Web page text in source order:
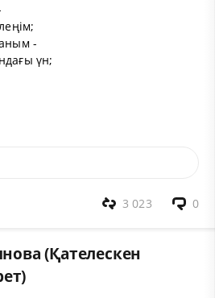
-
үн;
0
3 023
(Қателескен